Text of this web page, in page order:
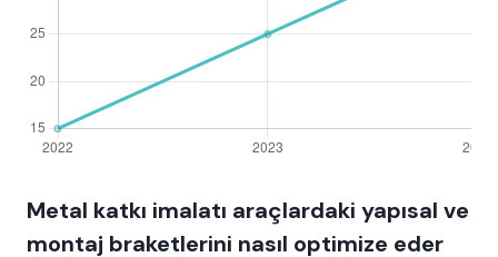
Metal katkı imalatı araçlardaki yapısal ve
montaj braketlerini nasıl optimize eder